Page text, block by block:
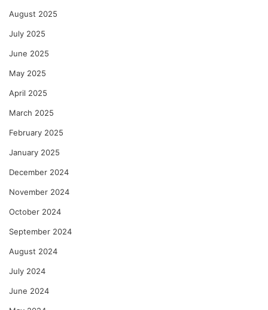
August 2025
July 2025
June 2025
May 2025
April 2025
March 2025
February 2025
January 2025
December 2024
November 2024
October 2024
September 2024
August 2024
July 2024
June 2024